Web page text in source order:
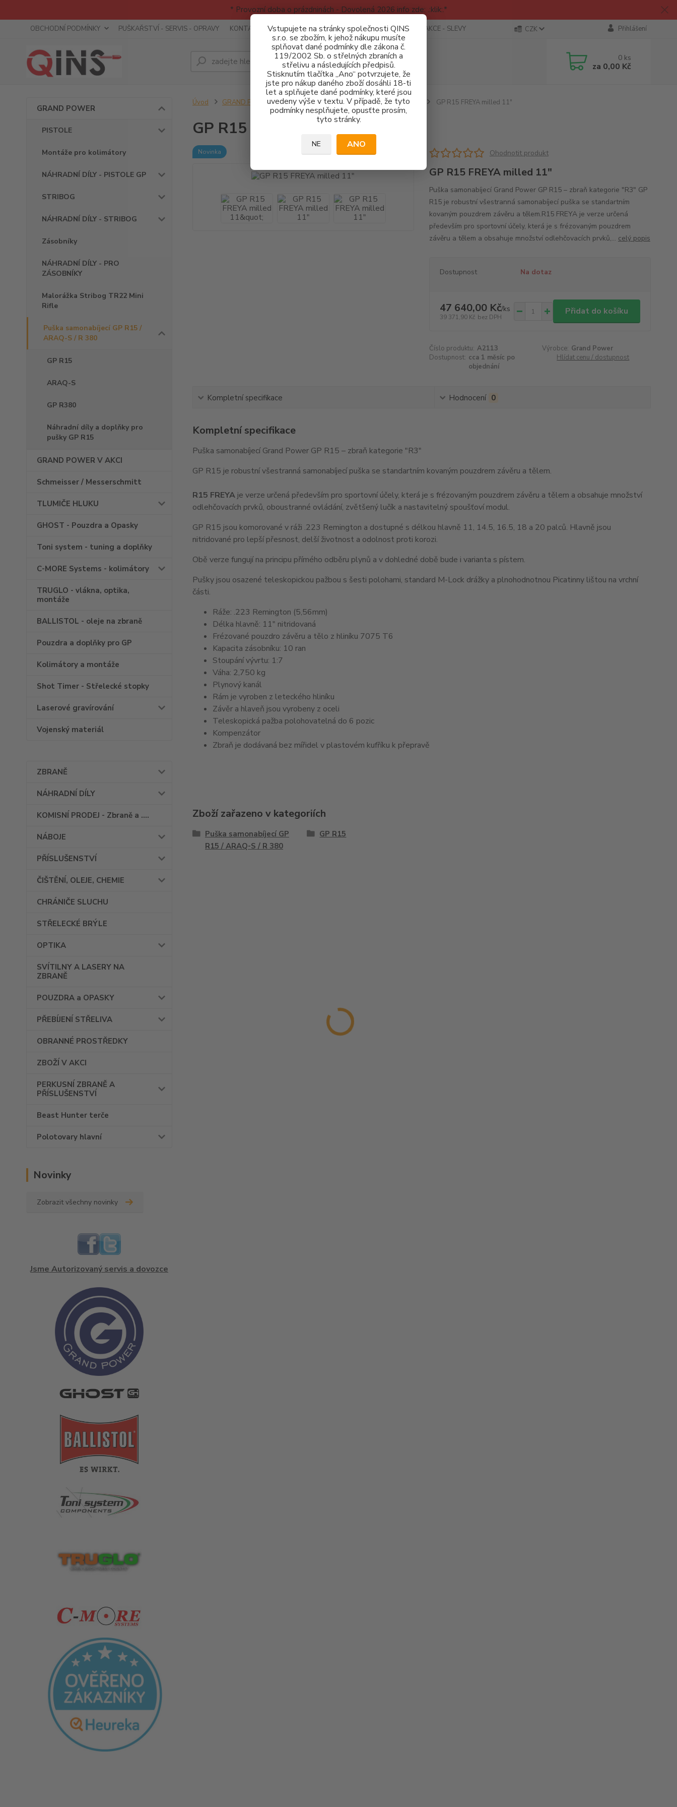
* Provozní doba o prázdninách - Dovolená 2026 info zde: .:klik:.*
Vstupujete na stránky společnosti QINS
s.r.o. se zbožím, k jehož nákupu musíte
splňovat dané podmínky dle zákona č.
119/2002 Sb. o střelných zbraních a
střelivu a následujících předpisů.
Stisknutím tlačítka „Ano“ potvrzujete, že
jste pro nákup daného zboží dosáhli 18-ti
let a splňujete dané podmínky, které jsou
uvedeny výše v textu. V případě, že tyto
podmínky nesplňujete, opusťte prosím,
tyto stránky.
NE ANO
OBCHODNÍ PODMÍNKY PUŠKAŘSTVÍ - SERVIS - OPRAVY KONTAKTY RECENZE - INFO SPORTOVNÍ AKCE AKCE - SLEVY CZK Přihlášení
Hledat 0 ks
za 0,00 Kč
GRAND POWER
PISTOLE
Montáže pro kolimátory
NÁHRADNÍ DÍLY - PISTOLE GP
STRIBOG
NÁHRADNÍ DÍLY - STRIBOG
Zásobníky
NÁHRADNÍ DÍLY - PRO
ZÁSOBNÍKY
Malorážka Stribog TR22 Mini
Rifle
Puška samonabíjecí GP R15 /
ARAQ-S / R 380
GP R15
ARAQ-S
GP R380
Náhradní díly a doplňky pro
pušky GP R15
GRAND POWER V AKCI
Schmeisser / Messerschmitt
TLUMIČE HLUKU
GHOST - Pouzdra a Opasky
Toni system - tuning a doplňky
C-MORE Systems - kolimátory
TRUGLO - vlákna, optika,
montáže
BALLISTOL - oleje na zbraně
Pouzdra a doplňky pro GP
Kolimátory a montáže
Shot Timer - Střelecké stopky
Laserové gravírování
Vojenský materiál
ZBRANĚ
NÁHRADNÍ DÍLY
KOMISNÍ PRODEJ - Zbraně a ....
NÁBOJE
PŘÍSLUŠENSTVÍ
ČIŠTĚNÍ, OLEJE, CHEMIE
CHRÁNIČE SLUCHU
STŘELECKÉ BRÝLE
OPTIKA
SVÍTILNY A LASERY NA
ZBRANĚ
POUZDRA a OPASKY
PŘEBÍJENÍ STŘELIVA
OBRANNÉ PROSTŘEDKY
ZBOŽÍ V AKCI
PERKUSNÍ ZBRANĚ A
PŘÍSLUŠENSTVÍ
Beast Hunter terče
Polotovary hlavní
Novinky
Zobrazit všechny novinky
Jsme Autorizovaný servis a dovozce
Úvod GRAND POWER Puška samonabíjecí GP R15 / ARAQ-S / R 380 GP R15 FREYA milled 11"
GP R15 FREYA milled 11"
Novinka Ohodnotit produkt
GP R15 FREYA milled 11"
Puška samonabíjecí Grand Power GP R15 – zbraň kategorie "R3" GP
R15 je robustní všestranná samonabíjecí puška se standartním
kovaným pouzdrem závěru a tělem.R15 FREYA je verze určená
především pro sportovní účely, která je s frézovaným pouzdrem
závěru a tělem a obsahuje množství odlehčovacích prvků,... celý popis
Dostupnost Na dotaz
47 640,00 Kč/ks
39 371,90 Kč bez DPH
Přidat do košíku
Číslo produktu: A2113 Výrobce: Grand Power
Dostupnost: cca 1 měsíc po
objednání
Hlídat cenu / dostupnost
Kompletní specifikace Hodnocení 0
Kompletní specifikace
Puška samonabíjecí Grand Power GP R15 – zbraň kategorie "R3"
GP R15 je robustní všestranná samonabíjecí puška se standartním kovaným pouzdrem závěru a tělem.
R15 FREYAje verze určená především pro sportovní účely, která je s frézovaným pouzdrem závěru a tělem a obsahuje množství
odlehčovacích prvků, oboustranné ovládání, zvětšený lučík a nastavitelný spoušťoví modul.
GP R15 jsou komorované v ráži .223 Remington a dostupné s délkou hlavně 11, 14.5, 16.5, 18 a 20 palců. Hlavně jsou
nitridované pro lepší přesnost, delší životnost a odolnost proti korozi.
Obě verze fungují na principu přímého odběru plynů a v dohledné době bude i varianta s pístem.
Pušky jsou osazené teleskopickou pažbou s šesti polohami, standard M-Lock drážky a plnohodnotnou Picatinny lištou na vrchní
části.
Ráže: .223 Remington (5,56mm)
Délka hlavně: 11" nitridovaná
Frézované pouzdro závěru a tělo z hliníku 7075 T6
Kapacita zásobníku: 10 ran
Stoupání vývrtu: 1:7
Váha: 2,750 kg
Plynový kanál
Rám je vyroben z leteckého hliníku
Závěr a hlaveň jsou vyrobeny z oceli
Teleskopická pažba polohovatelná do 6 pozic
Kompenzátor
Zbraň je dodávaná bez mířidel v plastovém kufříku k přepravě
Zboží zařazeno v kategoriích
Puška samonabíjecí GP
R15 / ARAQ-S / R 380
GP R15